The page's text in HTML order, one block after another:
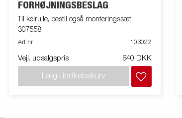
FORHØJNINGSBESLAG
Til kølrulle, bestil også monteringssæt
307558
Art nr 103022
Vejl. udsalgspris 640 DKK
Læg i indkøbskurv